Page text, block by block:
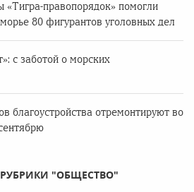
«Тигра-правопорядок» помогли
80 фигурантов уголовных дел
с заботой о морских
благоустройства отремонтируют во
"ОБЩЕСТВО"